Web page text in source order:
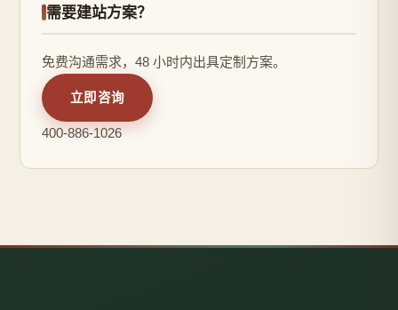
需要建站方案？
免费沟通需求，48 小时内出具定制方案。
立即咨询
400-886-1026